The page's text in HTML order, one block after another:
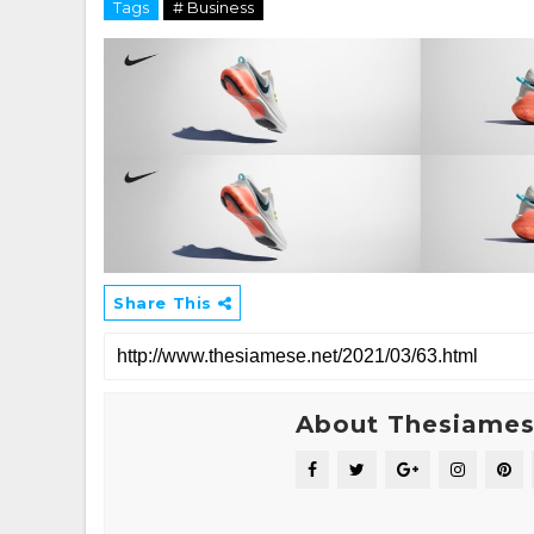
Tags # Business
Share This
About